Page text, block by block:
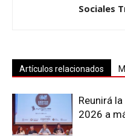
Sociales
Artículos relacionados
Reunirá
2026 a